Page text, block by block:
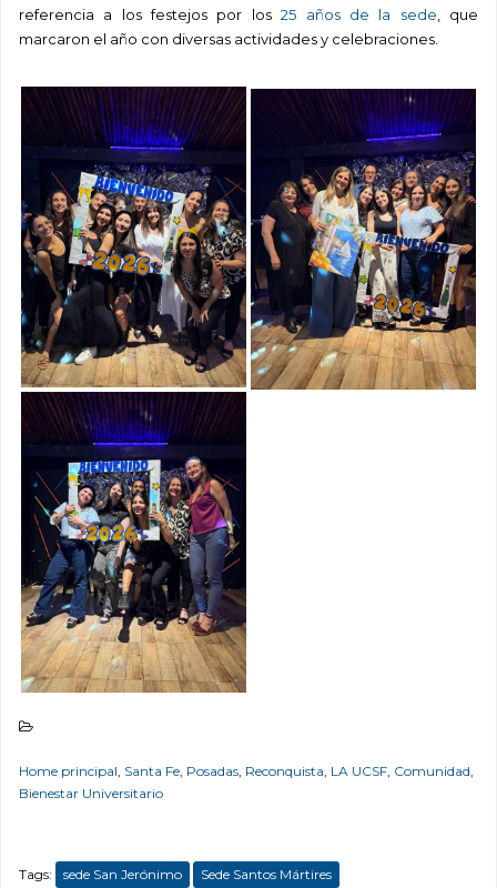
referencia a los festejos por los25 años de la sede , que
marcaron el año con diversas actividades y celebraciones.
Home principal Santa Fe Posadas Reconquista LA UCSF Comunidad
Bienestar Universitario
Tags: sede San Jerónimo
Sede Santos Mártires